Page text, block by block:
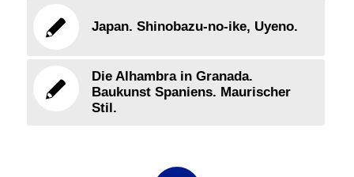
Japan. Shinobazu-no-ike, Uyeno.
Die Alhambra in Granada.
Baukunst Spaniens. Maurischer
Stil.